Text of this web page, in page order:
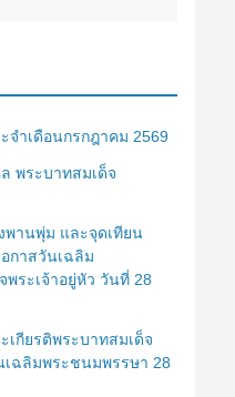
ำเดือนกรกฎาคม 2569
พระบาทสมเด็จ
พานพุ่ม และจุดเทียน
กาสวันเฉลิม
ระเจ้าอยู่หัว วันที่ 28
กียรติพระบาทสมเด็จ
เฉลิมพระชนมพรรษา 28